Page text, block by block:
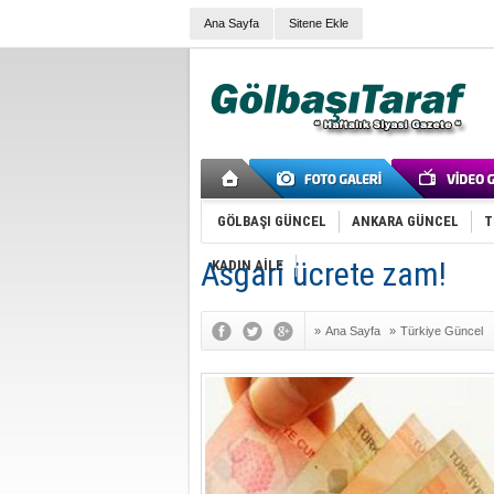
Ana Sayfa Sitene Ekle
GÖLBAŞI GÜNCEL ANKARA GÜNCEL
KADIN AİLE
Asgari ücrete zam!
» Ana Sayfa » Türkiye Güncel